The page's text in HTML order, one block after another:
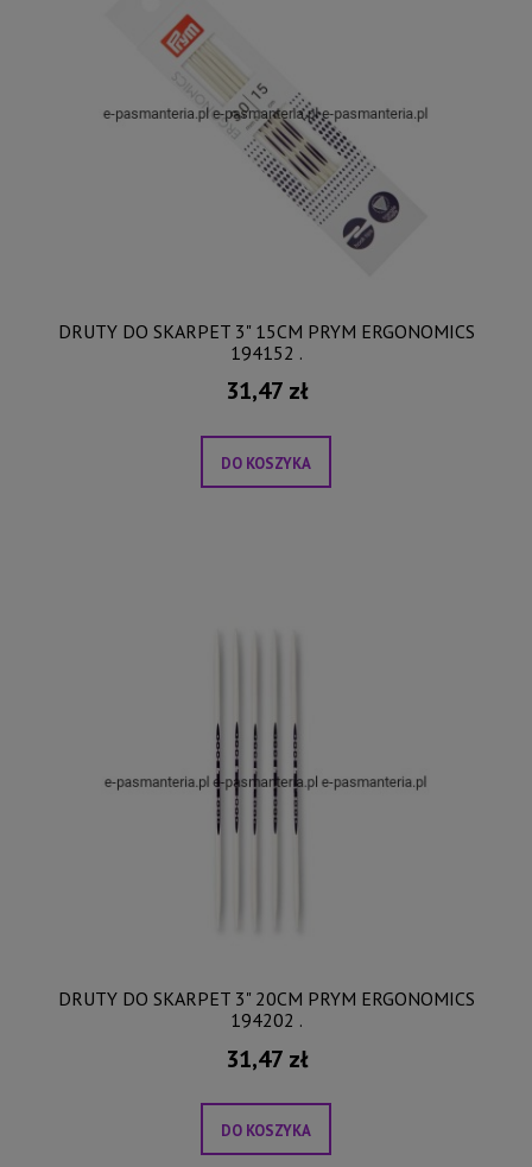
DRUTY DO SKARPET 3" 15CM PRYM ERGONOMICS
194152 .
31,47 zł
DO KOSZYKA
DRUTY DO SKARPET 3" 20CM PRYM ERGONOMICS
194202 .
31,47 zł
DO KOSZYKA